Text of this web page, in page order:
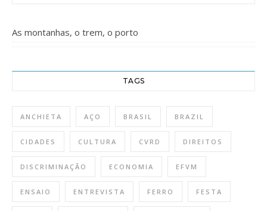
As montanhas, o trem, o porto
TAGS
ANCHIETA AÇO BRASIL BRAZIL
CIDADES CULTURA CVRD DIREITOS
DISCRIMINAÇÃO ECONOMIA EFVM
ENSAIO ENTREVISTA FERRO FESTA